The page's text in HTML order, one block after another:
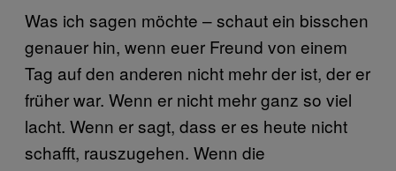
Was ich sagen möchte – schaut ein bisschen
genauer hin, wenn euer Freund von einem
Tag auf den anderen nicht mehr der ist, der er
früher war. Wenn er nicht mehr ganz so viel
lacht. Wenn er sagt, dass er es heute nicht
schafft, rauszugehen. Wenn die